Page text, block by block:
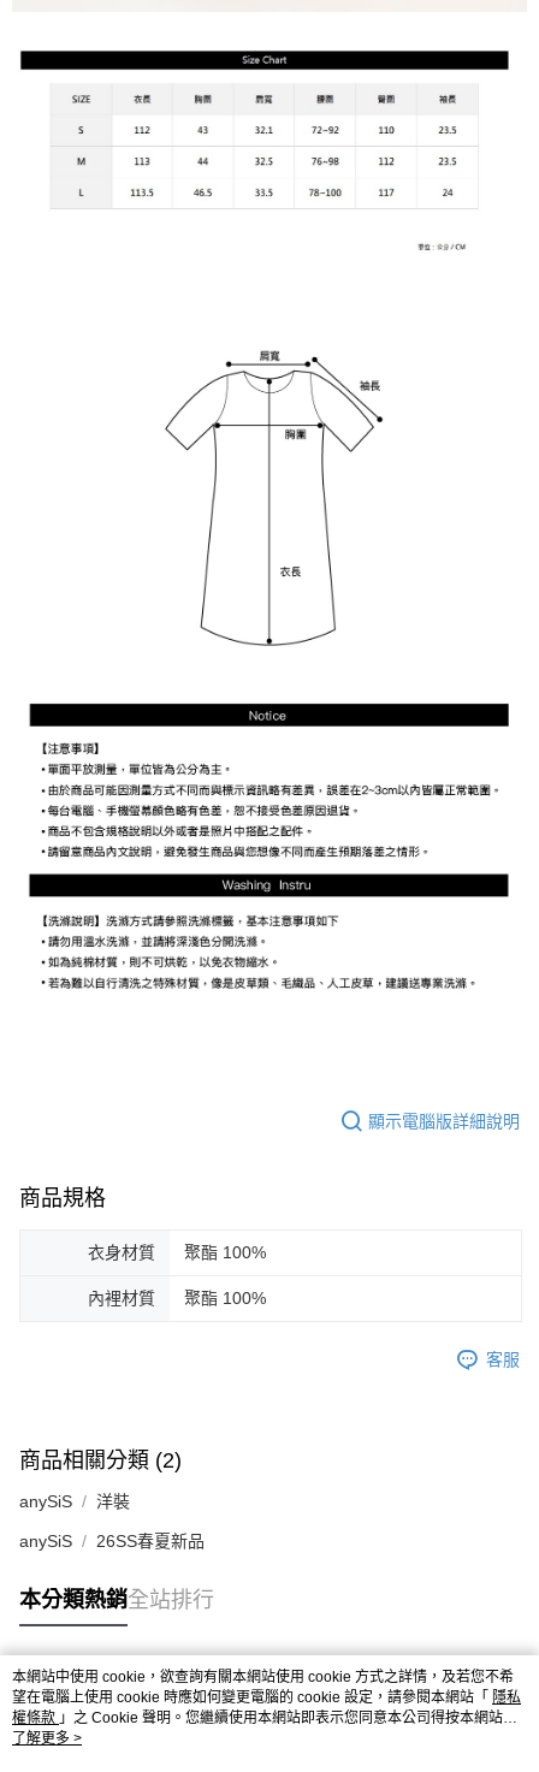
顯示電腦版詳細說明
商品規格
衣身材質 聚酯 100%
內裡材質 聚酯 100%
客服
商品相關分類 (2)
anySiS 洋裝
anySiS 26SS春夏新品
本分類熱銷全站排行
熱門標籤
本網站中使用 cookie，欲查詢有關本網站使用 cookie 方式之詳情，及若您不希
望在電腦上使用 cookie 時應如何變更電腦的 cookie 設定，請參閱本網站「 隱私
權條款 」之 Cookie 聲明。您繼續使用本網站即表示您同意本公司得按本網站使
用條款之 Cookie 聲明使用 cookie。
了解更多 >